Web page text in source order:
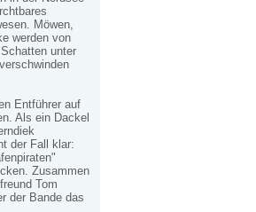
Möwen,
werden von
unter
Entführer auf
Als ein Dackel
der Fall klar:
Zusammen
Tom
der Bande das